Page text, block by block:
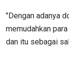
"Dengan adanya
memudahkan
dan itu sebagai